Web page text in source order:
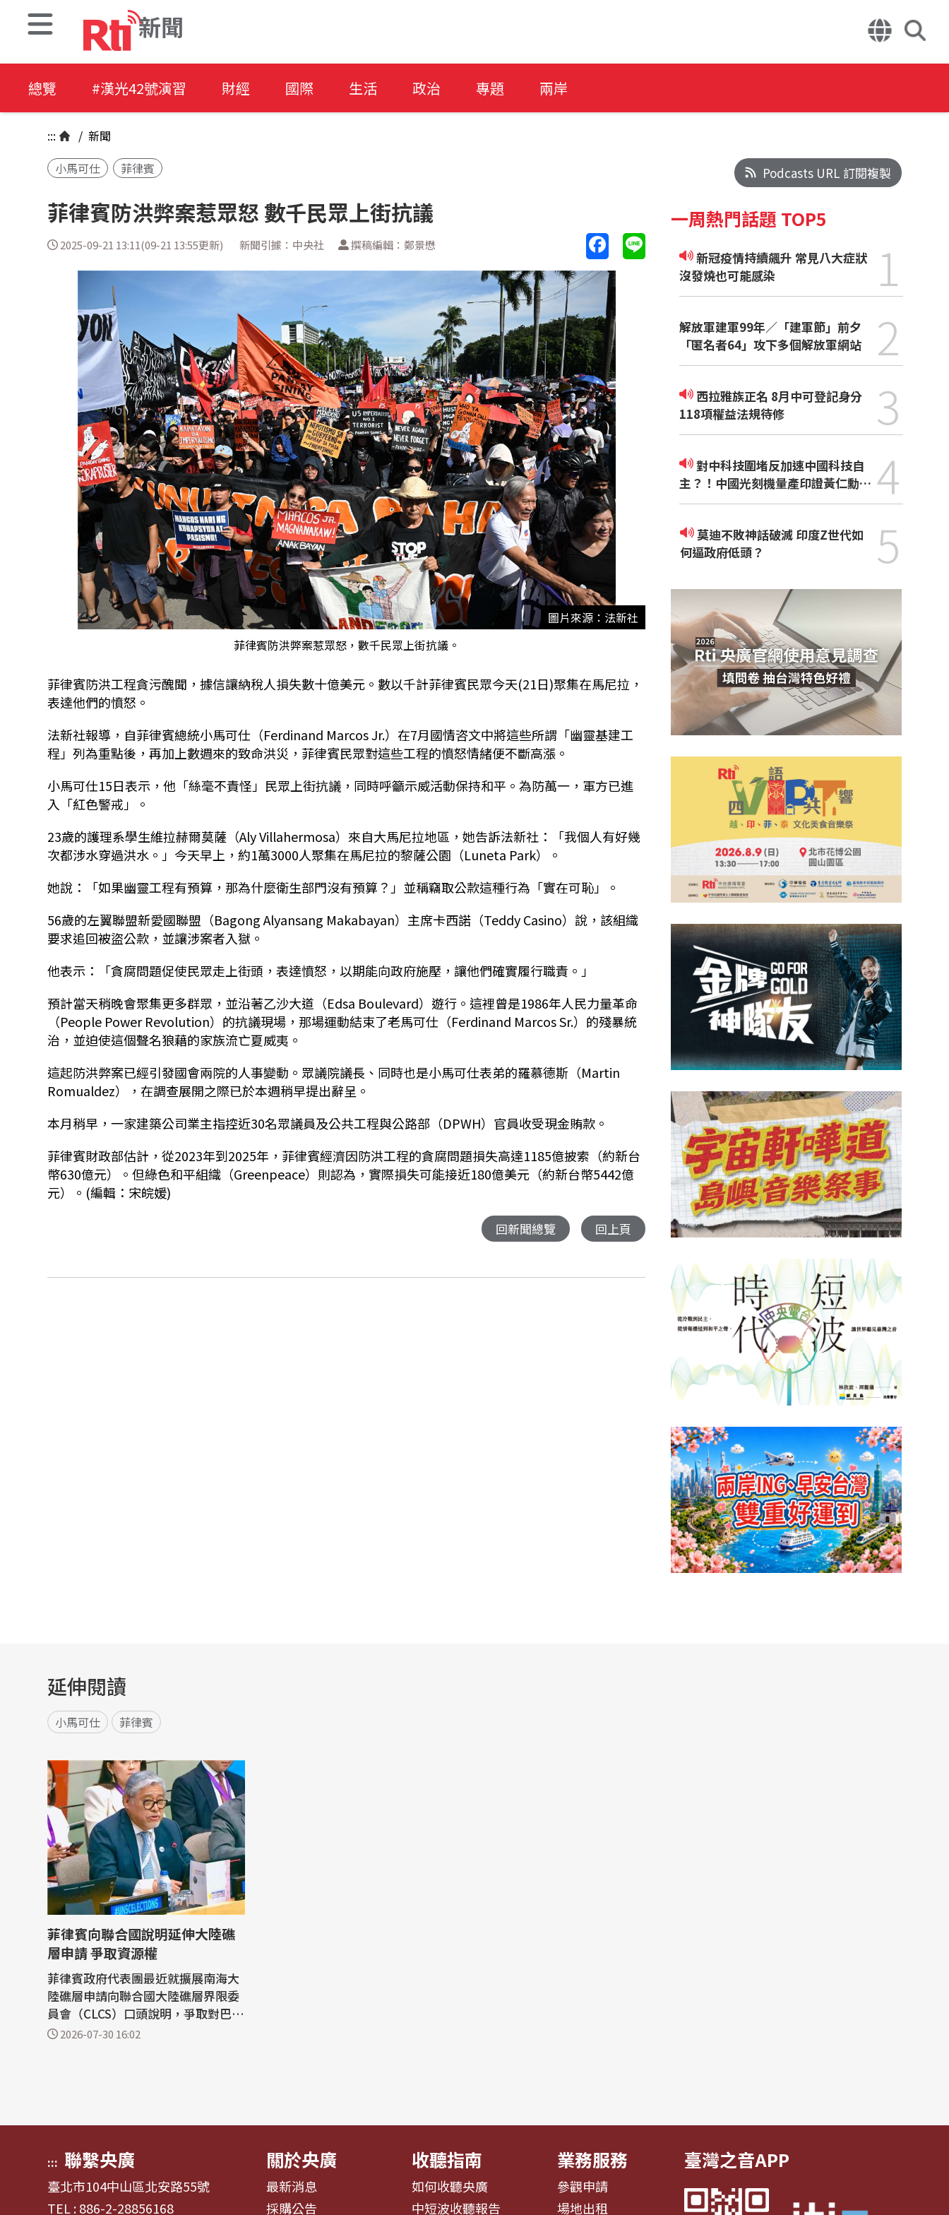
新聞
總覽 #漢光42號演習 財經 國際 生活 政治 專題 兩岸
::: / 新聞
小馬可仕
菲律賓
菲律賓防洪弊案惹眾怒 數千民眾上街抗議
2025-09-21 13:11(09-21 13:55更新) 新聞引據：中央社 撰稿編輯：鄭景懋
圖片來源：法新社
菲律賓防洪弊案惹眾怒，數千民眾上街抗議。
菲律賓防洪工程貪污醜聞，據信讓納稅人損失數十億美元。數以千計菲律賓民眾今天(21日)聚集在馬尼拉，
表達他們的憤怒。
法新社報導，自菲律賓總統小馬可仕（Ferdinand Marcos Jr.）在7月國情咨文中將這些所謂「幽靈基建工
程」列為重點後，再加上數週來的致命洪災，菲律賓民眾對這些工程的憤怒情緒便不斷高漲。
小馬可仕15日表示，他「絲毫不責怪」民眾上街抗議，同時呼籲示威活動保持和平。為防萬一，軍方已進
入「紅色警戒」。
23歲的護理系學生維拉赫爾莫薩（Aly Villahermosa）來自大馬尼拉地區，她告訴法新社：「我個人有好幾
次都涉水穿過洪水。」今天早上，約1萬3000人聚集在馬尼拉的黎薩公園（Luneta Park）。
她說：「如果幽靈工程有預算，那為什麼衛生部門沒有預算？」並稱竊取公款這種行為「實在可恥」。
56歲的左翼聯盟新愛國聯盟（Bagong Alyansang Makabayan）主席卡西諾（Teddy Casino）說，該組織
要求追回被盜公款，並讓涉案者入獄。
他表示：「貪腐問題促使民眾走上街頭，表達憤怒，以期能向政府施壓，讓他們確實履行職責。」
預計當天稍晚會聚集更多群眾，並沿著乙沙大道（Edsa Boulevard）遊行。這裡曾是1986年人民力量革命
（People Power Revolution）的抗議現場，那場運動結束了老馬可仕（Ferdinand Marcos Sr.）的殘暴統
治，並迫使這個聲名狼藉的家族流亡夏威夷。
這起防洪弊案已經引發國會兩院的人事變動。眾議院議長、同時也是小馬可仕表弟的羅慕德斯（Martin
Romualdez），在調查展開之際已於本週稍早提出辭呈。
本月稍早，一家建築公司業主指控近30名眾議員及公共工程與公路部（DPWH）官員收受現金賄款。
菲律賓財政部估計，從2023年到2025年，菲律賓經濟因防洪工程的貪腐問題損失高達1185億披索（約新台
幣630億元）。但綠色和平組織（Greenpeace）則認為，實際損失可能接近180億美元（約新台幣5442億
元）。(編輯：宋皖媛)
回新聞總覽 回上頁
Podcasts URL 訂閱複製
一周熱門話題 TOP5
新冠疫情持續飆升 常見八大症狀
沒發燒也可能感染
1
解放軍建軍99年／「建軍節」前夕
「匿名者64」攻下多個解放軍網站
2
118項權益法規待修
3
對中科技圍堵反加速中國科技自
主？！中國光刻機量產印證黃仁勳觀
點
4
莫迪不敗神話破滅 印度Z世代如
何逼政府低頭？
5
延伸閱讀
小馬可仕 菲律賓
菲律賓向聯合國說明延伸大陸礁
層申請 爭取資源權
菲律賓政府代表團最近就擴展南海大
陸礁層申請向聯合國大陸礁層界限委
員會（CLCS）口頭說明，爭取對巴拉
旺島以西延伸大陸礁層之海床及底土
2026-07-30 16:02
::: 聯繫央廣
臺北市104中山區北安路55號
TEL : 886-2-28856168
關於央廣
最新消息
採購公告
收聽指南
如何收聽央廣
中短波收聽報告
業務服務
參觀申請
場地出租
臺灣之音APP